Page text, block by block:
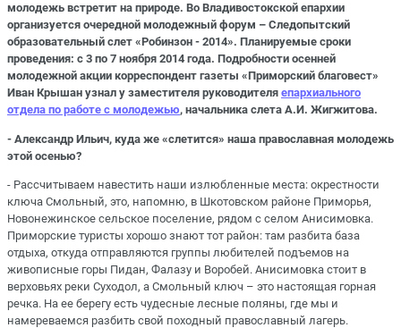
молодежь встретит на природе. Во Владивостокской епархии
организуется очередной молодежный форум – Следопытский
образовательный слет «Робинзон - 2014». Планируемые сроки
проведения: с 3 по 7 ноября 2014 года. Подробности осенней
молодежной акции корреспондент газеты «Приморский благовест»
Иван Крышан узнал у заместителя руководителя епархиального
отдела по работе с молодежью, начальника слета А.И. Жигжитова.
- Александр Ильич, куда же «слетится» наша православная молодежь
этой осенью?
- Рассчитываем навестить наши излюбленные места: окрестности
ключа Смольный, это, напомню, в Шкотовском районе Приморья,
Новонежинское сельское поселение, рядом с селом Анисимовка.
Приморские туристы хорошо знают тот район: там разбита база
отдыха, откуда отправляются группы любителей подъемов на
живописные горы Пидан, Фалазу и Воробей. Анисимовка стоит в
верховьях реки Суходол, а Смольный ключ – это настоящая горная
речка. На ее берегу есть чудесные лесные поляны, где мы и
намереваемся разбить свой походный православный лагерь.